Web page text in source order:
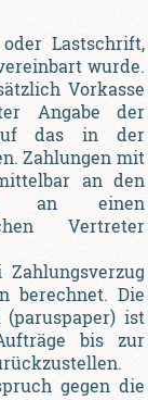
Lastschrift,
wurde.
Vorkasse
Angabe der
auf das in der
Zahlungen mit
an den
an einen
Vertreter
berechnet. Die
(paruspaper) ist
bis zur
gegen die